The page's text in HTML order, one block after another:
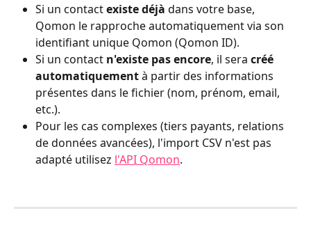
Si un contact existe déjà dans votre base,
Qomon le rapproche automatiquement via son
identifiant unique Qomon (Qomon ID).
Si un contact n'existe pas encore, il sera créé
automatiquement à partir des informations
présentes dans le fichier (nom, prénom, email,
etc.).
Pour les cas complexes (tiers payants, relations
de données avancées), l'import CSV n'est pas
adapté utilisez l'API Qomon.